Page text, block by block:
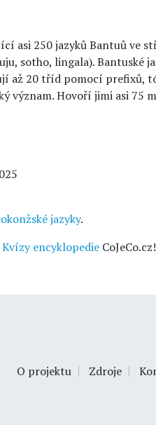
asi 250 jazyků Bantuů ve
sotho, lingala). Bantuské
až 20 tříd pomocí prefixů,
význam. Hovoří jimi asi 75
jazyky.
Kvízy encyklopedie CoJeCo.cz!
O projektu Zdroje